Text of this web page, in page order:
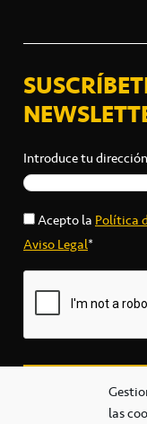
las
Introduce tu
Acepto laPolítica
Aviso Legal*